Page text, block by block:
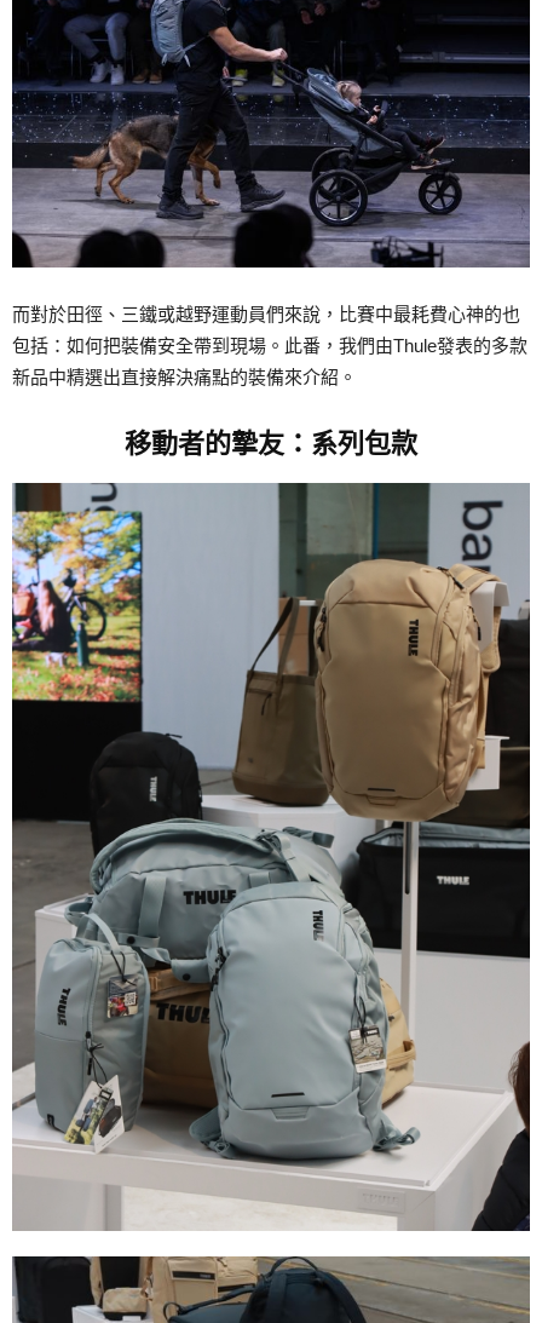
而對於田徑、三鐵或越野運動員們來說，比賽中最耗費心神的也
包括：如何把裝備安全帶到現場。此番，我們由Thule發表的多款
新品中精選出直接解決痛點的裝備來介紹。
移動者的摯友：系列包款